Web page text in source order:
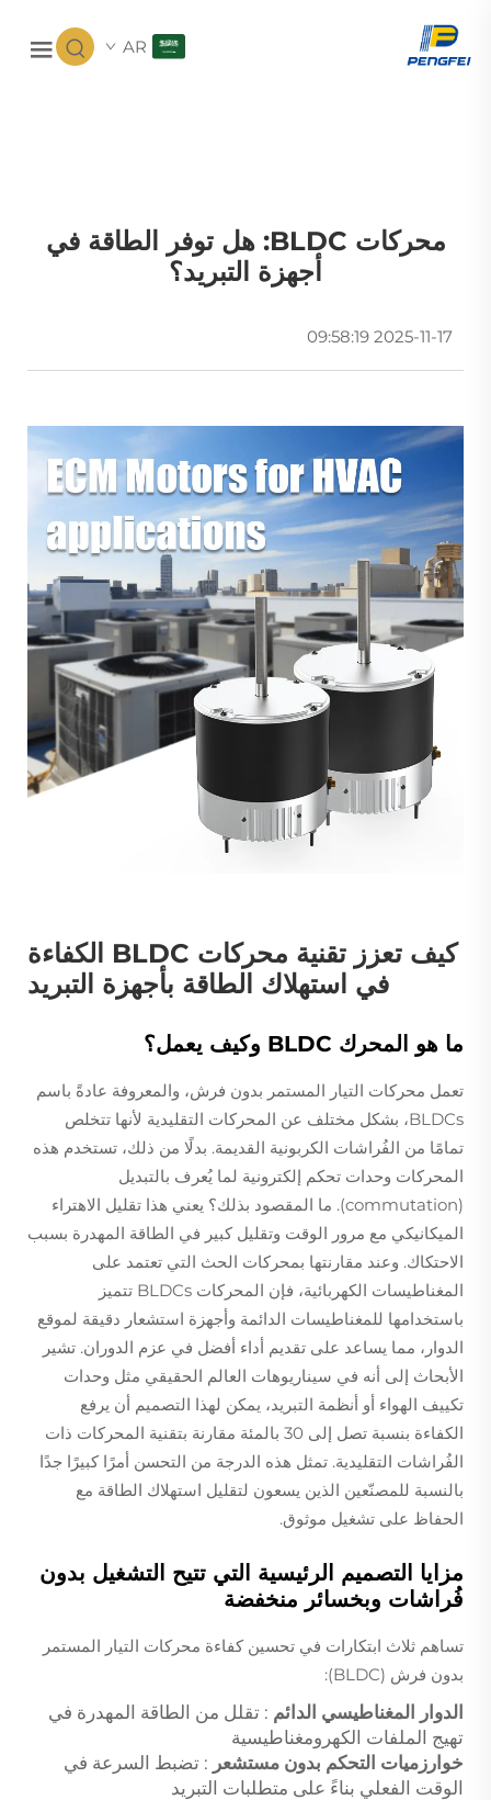
AR
محركات BLDC: هل توفر الطاقة في
أجهزة التبريد؟
2025-11-17 09:58:19
كيف تعزز تقنية محركات BLDC الكفاءة
في استهلاك الطاقة بأجهزة التبريد
ما هو المحرك BLDC وكيف يعمل؟
تعمل محركات التيار المستمر بدون فرش، والمعروفة عادةً باسم
BLDCs، بشكل مختلف عن المحركات التقليدية لأنها تتخلص
تمامًا من الفُراشات الكربونية القديمة. بدلًا من ذلك، تستخدم هذه
المحركات وحدات تحكم إلكترونية لما يُعرف بالتبديل
(commutation). ما المقصود بذلك؟ يعني هذا تقليل الاهتراء
الميكانيكي مع مرور الوقت وتقليل كبير في الطاقة المهدرة بسبب
الاحتكاك. وعند مقارنتها بمحركات الحث التي تعتمد على
المغناطيسات الكهربائية، فإن المحركات BLDCs تتميز
باستخدامها للمغناطيسات الدائمة وأجهزة استشعار دقيقة لموقع
الدوار، مما يساعد على تقديم أداء أفضل في عزم الدوران. تشير
الأبحاث إلى أنه في سيناريوهات العالم الحقيقي مثل وحدات
تكييف الهواء أو أنظمة التبريد، يمكن لهذا التصميم أن يرفع
الكفاءة بنسبة تصل إلى 30 بالمئة مقارنة بتقنية المحركات ذات
الفُراشات التقليدية. تمثل هذه الدرجة من التحسن أمرًا كبيرًا جدًا
بالنسبة للمصنّعين الذين يسعون لتقليل استهلاك الطاقة مع
الحفاظ على تشغيل موثوق.
مزايا التصميم الرئيسية التي تتيح التشغيل بدون
فُراشات وبخسائر منخفضة
تساهم ثلاث ابتكارات في تحسين كفاءة محركات التيار المستمر
بدون فرش (BLDC):
الدوار المغناطيسي الدائم : تقلل من الطاقة المهدرة في
تهيج الملفات الكهرومغناطيسية
خوارزميات التحكم بدون مستشعر : تضبط السرعة في
الوقت الفعلي بناءً على متطلبات التبريد